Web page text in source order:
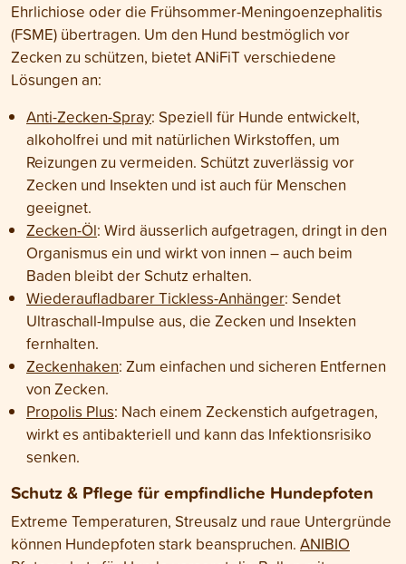
Ehrlichiose oder die Frühsommer-Meningoenzephalitis
(FSME) übertragen. Um den Hund bestmöglich vor
Zecken zu schützen, bietet ANiFiT verschiedene
Lösungen an:
Anti-Zecken-Spray: Speziell für Hunde entwickelt,
alkoholfrei und mit natürlichen Wirkstoffen, um
Reizungen zu vermeiden. Schützt zuverlässig vor
Zecken und Insekten und ist auch für Menschen
geeignet.
Zecken-Öl: Wird äusserlich aufgetragen, dringt in den
Organismus ein und wirkt von innen – auch beim
Baden bleibt der Schutz erhalten.
Wiederaufladbarer Tickless-Anhänger: Sendet
Ultraschall-Impulse aus, die Zecken und Insekten
fernhalten.
Zeckenhaken: Zum einfachen und sicheren Entfernen
von Zecken.
Propolis Plus: Nach einem Zeckenstich aufgetragen,
wirkt es antibakteriell und kann das Infektionsrisiko
senken.
Schutz & Pflege für empfindliche Hundepfoten
Extreme Temperaturen, Streusalz und raue Untergründe
können Hundepfoten stark beanspruchen. ANIBIO